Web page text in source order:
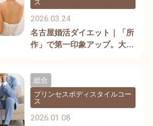
名古屋婚活ダイエット｜「所
作」で第一印象アップ。大人
2026.03.24
ス
2026.01.08
総合
プリンセスボディスタイルコー
ス